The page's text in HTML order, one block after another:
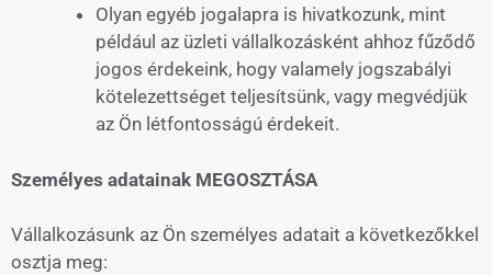
Olyan egyéb jogalapra is hivatkozunk, mint
például az üzleti vállalkozásként ahhoz fűződő
jogos érdekeink, hogy valamely jogszabályi
kötelezettséget teljesítsünk, vagy megvédjük
az Ön létfontosságú érdekeit.
Személyes adatainak MEGOSZTÁSA
Vállalkozásunk az Ön személyes adatait a következőkkel
osztja meg: